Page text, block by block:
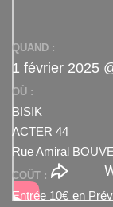
QUAND :
1 février 2025
OÙ :
BISIK
ACTER 44
Rue Amiral
COÛT :
Entrée 10€ en